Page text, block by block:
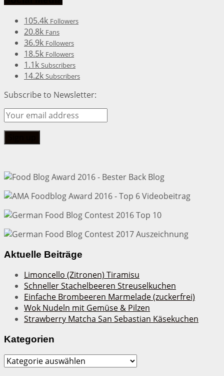
105.4k Followers
20.8k Fans
36.9k Followers
18.5k Followers
1.1k Subscribers
14.2k Subscribers
Subscribe to Newsletter:
Aktuelle Beiträge
Limoncello (Zitronen) Tiramisu
Schneller Stachelbeeren Streuselkuchen
Einfache Brombeeren Marmelade (zuckerfrei)
Wok Nudeln mit Gemüse & Pilzen
Strawberry Matcha San Sebastian Käsekuchen
Kategorien
Kategorien